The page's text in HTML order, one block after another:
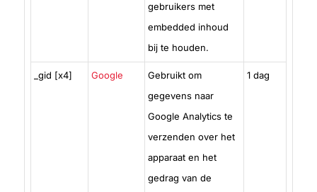
gebruikers met
embedded inhoud
bij te houden.
_gid [x4] Google
Gebruikt om
gegevens naar
Google Analytics te
verzenden over het
apparaat en het
gedrag van de
1 dag